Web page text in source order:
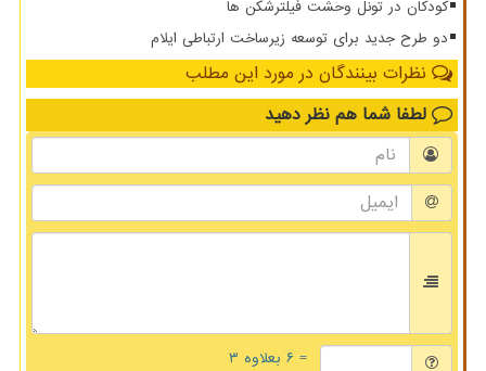
کودکان در تونل وحشت فیلترشکن ها
دو طرح جدید برای توسعه زیرساخت ارتباطی ایلام
نظرات بینندگان در مورد این مطلب
لطفا شما هم نظر دهید
= ۶ بعلاوه ۳